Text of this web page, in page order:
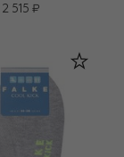
2 515 ₽